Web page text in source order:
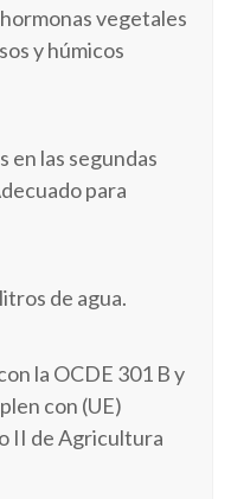
vegetales
y húmicos
en las segundas
para
de agua.
la OCDE 301 B y
con (UE)
II de Agricultura